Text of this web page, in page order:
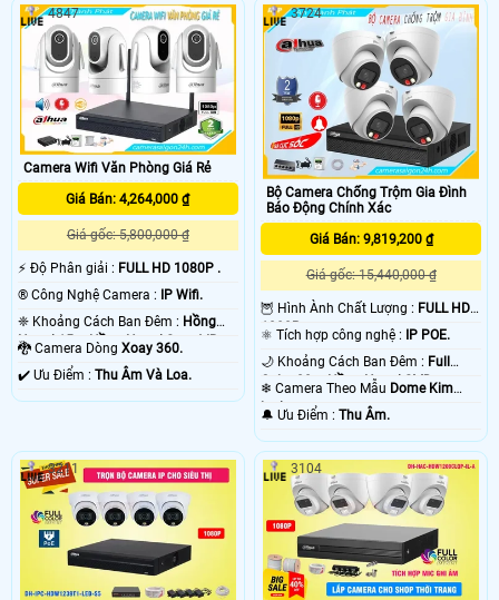
Camera Wifi Văn Phòng Giá Rẻ
Giá Bán: 4,264,000 ₫
Giá gốc: 5,800,000 ₫
️⚡ Độ Phân giải : FULL HD 1080P .
®️ Công Nghệ Camera :
IP Wifi.
❈ Khoảng Cách Ban Đêm : Hồng
Ngoại 15m Hồng Ngoại Smart IR.
🐉️ Camera Dòng Xoay 360.
️✔️ Ưu Điểm : Thu Âm Và Loa.
4847
Bộ Camera Chống Trộm Gia Đình
Báo Động Chính Xác
Giá Bán: 9,819,200 ₫
Giá gốc: 15,440,000 ₫
🦉 Hình Ành Chất Lượng : FULL HD
1080P .
⚛️ Tích hợp công nghệ :
IP POE.
🌙 Khoảng Cách Ban Đêm : Full
Color 20m Hồng Ngoại SMD.
❄ Camera Theo Mẫu Dome Kim
loại.
️🔔 Ưu Điểm :Thu Âm.
3724
3211 3104